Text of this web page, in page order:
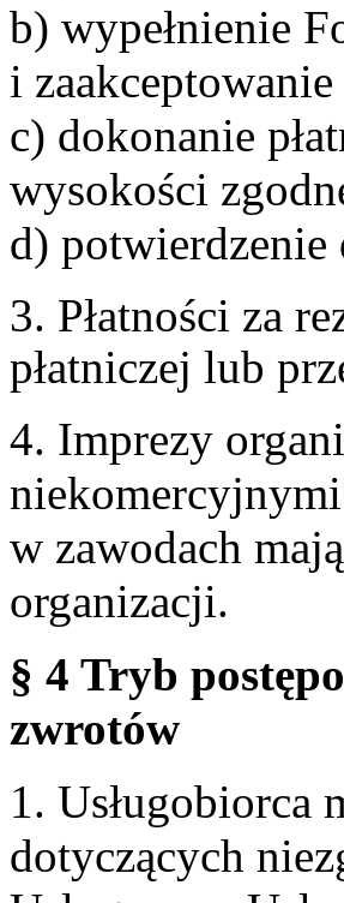
b) wypełnienie
i
c) dokonanie
wysokości
d) potwierdzenie
3. Płatności za
płatniczej lub
4. Imprezy
niekomercyjnymi
w zawodach
organizacji.
§ 4 Tryb
zwrotów
1. Usługobiorca
dotyczących